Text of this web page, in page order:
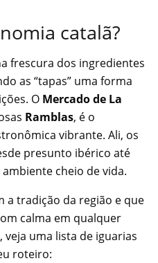
catalã?
frescura dos ingredientes
as “tapas” uma forma
O Mercado de La
Ramblas, é o
vibrante. Ali, os
presunto ibérico até
cheio de vida.
a tradição da região e que
calma em qualquer
uma lista de iguarias
roteiro: